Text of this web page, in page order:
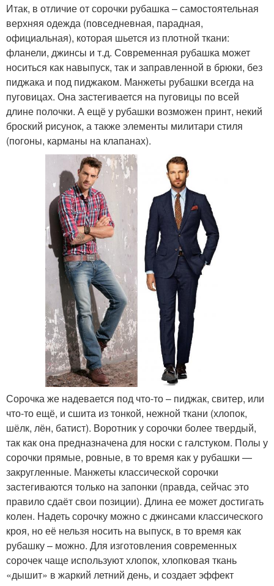
Итак, в отличие от сорочки рубашка – самостоятельная
верхняя одежда (повседневная, парадная,
официальная), которая шьется из плотной ткани:
фланели, джинсы и т.д. Современная рубашка может
носиться как навыпуск, так и заправленной в брюки, без
пиджака и под пиджаком. Манжеты рубашки всегда на
пуговицах. Она застегивается на пуговицы по всей
длине полочки. А ещё у рубашки возможен принт, некий
броский рисунок, а также элементы милитари стиля
(погоны, карманы на клапанах).
Сорочка же надевается под что-то – пиджак, свитер, или
что-то ещё, и сшита из тонкой, нежной ткани (хлопок,
шёлк, лён, батист). Воротник у сорочки более твердый,
так как она предназначена для носки с галстуком. Полы у
сорочки прямые, ровные, в то время как у рубашки —
закругленные. Манжеты классической сорочки
застегиваются только на запонки (правда, сейчас это
правило сдаёт свои позиции). Длина ее может достигать
колен. Надеть сорочку можно с джинсами классического
кроя, но её нельзя носить на выпуск, в то время как
рубашку – можно. Для изготовления современных
сорочек чаще используют хлопок, хлопковая ткань
«дышит» в жаркий летний день, и создает эффект